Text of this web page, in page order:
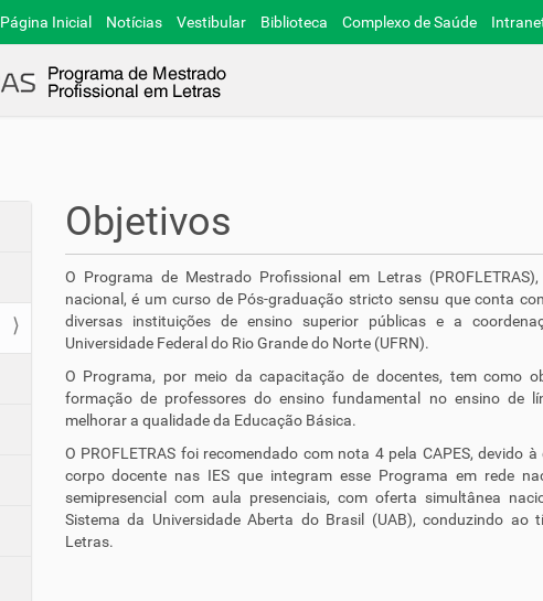
Página Inicial Notícias Vestibular Biblioteca Complexo de Saúde
Objetivos
O Programa de Mestrado Profissional em Letras
nacional, é um curso de Pós-graduação stricto sensu que conta
diversas instituições de ensino superior públicas e a
Universidade Federal do Rio Grande do Norte (UFRN).
O Programa, por meio da capacitação de docentes, tem como
formação de professores do ensino fundamental no ensino de
melhorar a qualidade da Educação Básica.
O PROFLETRAS foi recomendado com nota 4 pela CAPES, devido
corpo docente nas IES que integram esse Programa em rede
semipresencial com aula presenciais, com oferta simultânea
Sistema da Universidade Aberta do Brasil (UAB), conduzindo ao
Letras.